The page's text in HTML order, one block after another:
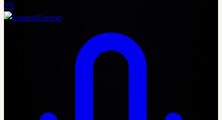
VS
Everton